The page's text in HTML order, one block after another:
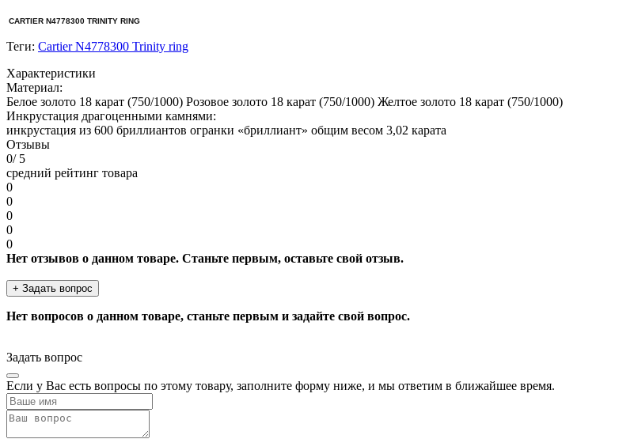
CARTIER N4778300 TRINITY RING
Теги: Cartier N4778300 Trinity ring
Характеристики
Материал:
Белое золото 18 карат (750/1000) Розовое золото 18 карат (750/1000) Желтое золото 18 карат (750/1000)
Инкрустация драгоценными камнями:
инкрустация из 600 бриллиантов огранки «бриллиант» общим весом 3,02 карата
Отзывы
0/ 5
средний рейтинг товара
0
0
0
0
0
Нет отзывов о данном товаре. Станьте первым, оставьте свой отзыв.
+ Задать вопрос
Нет вопросов о данном товаре, станьте первым и задайте свой вопрос.
Задать вопрос
Если у Вас есть вопросы по этому товару, заполните форму ниже, и мы ответим в ближайшее время.